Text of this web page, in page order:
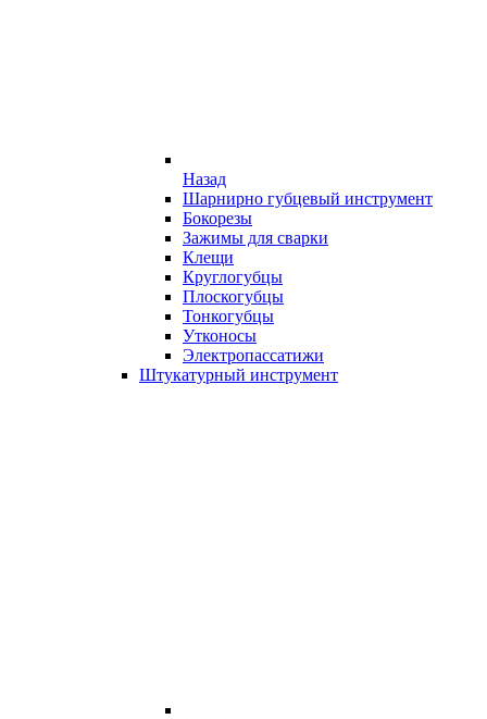
Назад
Шарнирно губцевый инструмент
Бокорезы
Зажимы для сварки
Клещи
Круглогубцы
Плоскогубцы
Тонкогубцы
Утконосы
Электропассатижи
Штукатурный инструмент